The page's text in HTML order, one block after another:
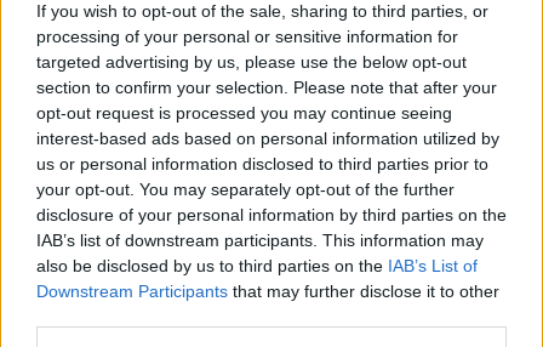
If you wish to opt-out of the sale, sharing to third parties, or
processing of your personal or sensitive information for
targeted advertising by us, please use the below opt-out
section to confirm your selection. Please note that after your
opt-out request is processed you may continue seeing
interest-based ads based on personal information utilized by
us or personal information disclosed to third parties prior to
your opt-out. You may separately opt-out of the further
disclosure of your personal information by third parties on the
IAB’s list of downstream participants. This information may
also be disclosed by us to third parties on the IAB’s List of
Downstream Participants that may further disclose it to other
la possibilità di gustare una fetta di pizza gourmet,
farcita con ingredienti di alta qualità, per una
partenza energetica e gustosa! Ti sei mai chiesto
come sarebbe iniziare la giornata con un supplì
croccante?
In conclusione, dedicare del tempo a una colazione
equilibrata a Roma non è solo un piacere, ma una
necessità. Nutrire il corpo al mattino si traduce in
maggiore energia e concentrazione per affrontare
le avventure quotidiane. Sia che tu scelga un caffè